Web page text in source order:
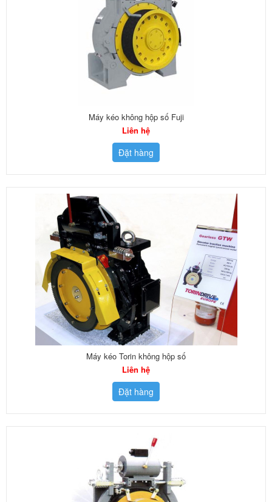
Máy kéo không hộp số Fuji
Liên hệ
Đặt hàng
Máy kéo Torin không hộp số
Liên hệ
Đặt hàng